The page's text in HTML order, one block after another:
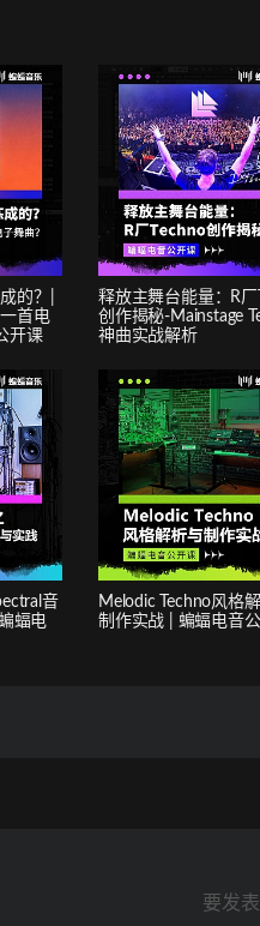
的？|
首电
开课
释放主舞台能量：R厂
创作揭秘-Mainstage
神曲实战解析
音
蝠电
Melodic Techno风格
制作实战 | 蝙蝠电音
要发